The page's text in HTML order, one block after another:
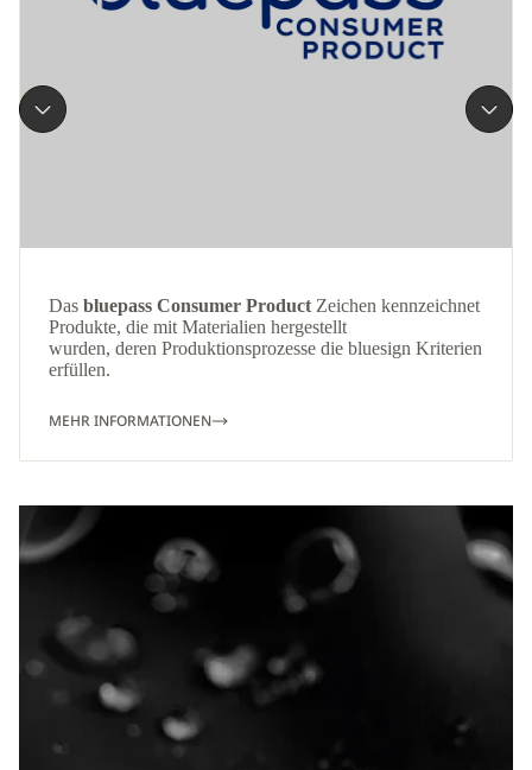
Das bluepass Consumer Product Zeichen kennzeichnet
Produkte, die mit Materialien hergestellt
wurden, deren Produktionsprozesse die bluesign Kriterien
erfüllen.
MEHR INFORMATIONEN